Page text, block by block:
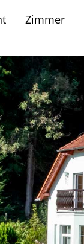
Zimmer